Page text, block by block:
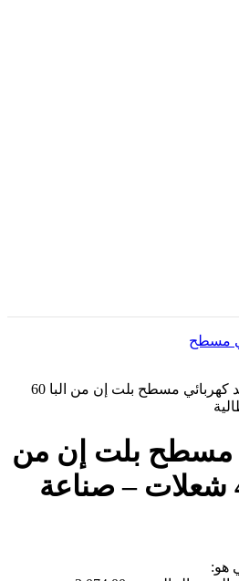
موقد كهربائي مسطح بلت إن من البا 60
مسطح بلت إن من
البا 60 سم – 4 شعلات – صناعة
هو: